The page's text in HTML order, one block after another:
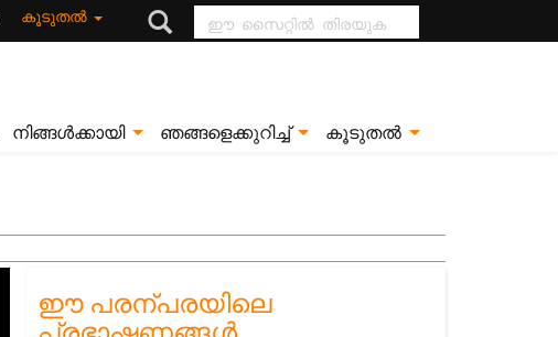
കൂടുതൽ
ഈ സൈറ്റിൽ
തിരയുക
നിങ്ങൾക്കായി ഞങ്ങളെക്കുറിച്ച് കൂടുതൽ
ഈ പരന്പരയിലെ